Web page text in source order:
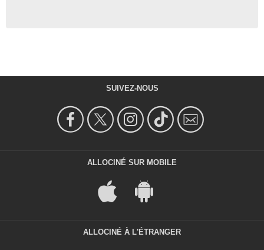
SUIVEZ-NOUS
ALLOCINÉ SUR MOBILE
ALLOCINÉ À L'ÉTRANGER